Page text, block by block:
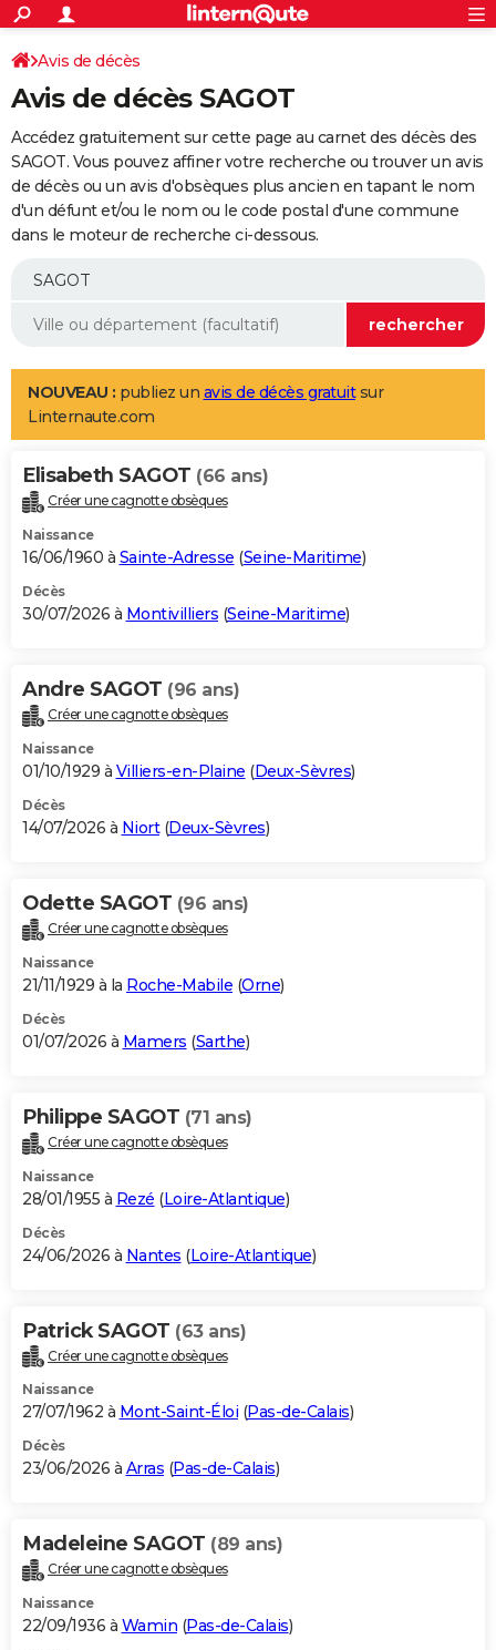
ACTUALITÉS
Politique
Société
Faits Divers
Education
Monde
Villes
+
SPORT
Coupe du monde 2026
Football
Tennis
Cyclisme
Rugby
Forum
Programme TV
TNT
Streaming
Cinéma
Sorties cinéma
Musique
+
FINANCE
Retraite
Impôts
Epargne
Immobilier
Risques naturels par ville
Banque
Assurance
Crédit
AUTO
Essais
Réserver un essai
Citadines
Berlines
SUV
Forum auto
+
Mobiles
Meilleur smartphone
Internet
Ordinateurs
Jeux vidéo
Guide high-tech
Aménagement intérieur
LIFESTYLE
Art de vivre
Bien-être
Loisirs
Mode
Modes de vie
Alimentation
Guide de la santé
Maladies
Médicaments
Sommeil
VOYAGE
Destinations
City break
Voyage nature
Voyage de noces
Forum
Climat
+PHOTO
GUIDES D'ACHAT
BONS PLANS
Carte de Noël
Carte Bonne année
Carte Saint-Valentin
Carte Pâques
Carte d'anniversaire
DICTIONNAIRE
Dictionnaire
Biographies
Citations
Expressions
Proverbes
PROGRAMME TV
S'inscrire
Se connecter
Lycées
Collèges
Primaires
Universités
Entreprises
Service militaire
Avis de recherche
AVIS DE DÉCÈS
Bricolage
Lifestyle
Culture
Sport
Auto
Television
Voyage
Cinema
Avis de décès
Avis de décès SAGOT
Accédez gratuitement sur cette page au carnet des décès des
SAGOT. Vous pouvez affiner votre recherche ou trouver un avis
de décès ou un avis d'obsèques plus ancien en tapant le nom
d'un défunt et/ou le nom ou le code postal d'une commune
dans le moteur de recherche ci-dessous.
NOUVEAU : publiez un avis de décès gratuitsur
Linternaute.com
Elisabeth SAGOT (66 ans)
Créer une cagnotte obsèques
Naissance
16/06/1960 à Sainte-Adresse (Seine-Maritime)
Décès
30/07/2026 à Montivilliers (Seine-Maritime)
Andre SAGOT (96 ans)
Créer une cagnotte obsèques
Naissance
01/10/1929 à Villiers-en-Plaine (Deux-Sèvres)
Décès
14/07/2026 à Niort(Deux-Sèvres)
Odette SAGOT (96 ans)
Créer une cagnotte obsèques
Naissance
21/11/1929 à la Roche-Mabile (Orne)
Décès
01/07/2026 à Mamers (Sarthe)
Philippe SAGOT (71 ans)
Créer une cagnotte obsèques
Naissance
28/01/1955 à Rezé (Loire-Atlantique)
Décès
24/06/2026 à Nantes (Loire-Atlantique)
Patrick SAGOT (63 ans)
Créer une cagnotte obsèques
Naissance
27/07/1962 à Mont-Saint-Éloi (Pas-de-Calais)
Décès
23/06/2026 à Arras (Pas-de-Calais)
Madeleine SAGOT (89 ans)
Créer une cagnotte obsèques
Naissance
22/09/1936 à Wamin (Pas-de-Calais)